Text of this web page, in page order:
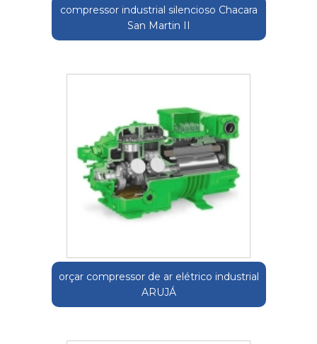
compressor industrial silencioso Chacara
San Martin II
orçar compressor de ar elétrico industrial
ARUJÁ